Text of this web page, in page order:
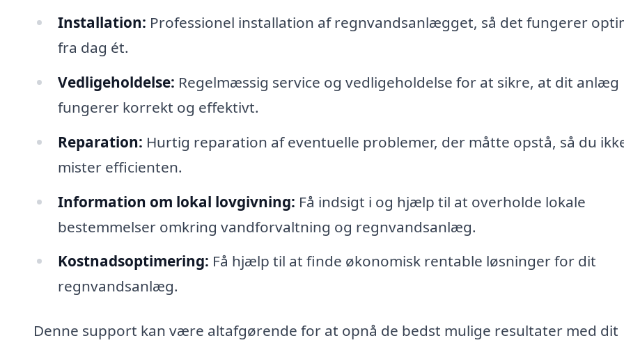
Installation: Professionel installation af regnvandsanlægget, så det fungerer
fra dag ét.
Vedligeholdelse: Regelmæssig service og vedligeholdelse for at sikre, at dit anlæg
fungerer korrekt og effektivt.
Reparation: Hurtig reparation af eventuelle problemer, der måtte opstå, så du
mister efficienten.
Information om lokal lovgivning: Få indsigt i og hjælp til at overholde lokale
bestemmelser omkring vandforvaltning og regnvandsanlæg.
Kostnadsoptimering: Få hjælp til at finde økonomisk rentable løsninger for dit
regnvandsanlæg.
Denne support kan være altafgørende for at opnå de bedst mulige resultater med dit